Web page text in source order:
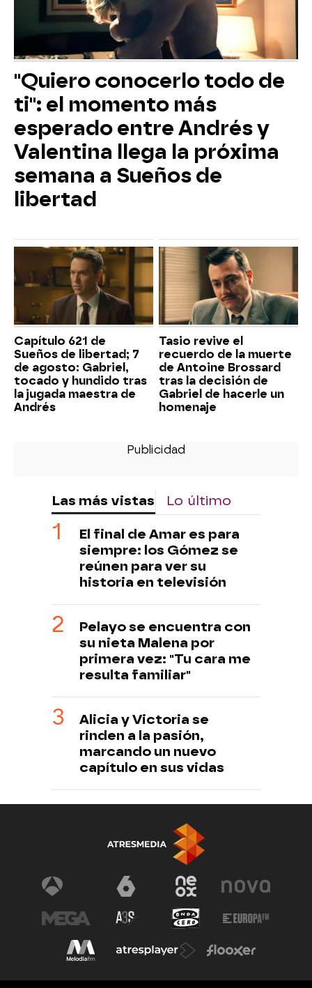
"Quiero conocerlo todo de
ti": el momento más
esperado entre Andrés y
Valentina llega la próxima
semana a Sueños de
libertad
Capítulo 621 de
Sueños de libertad; 7
de agosto: Gabriel,
tocado y hundido tras
la jugada maestra de
Andrés
Tasio revive el
recuerdo de la muerte
de Antoine Brossard
tras la decisión de
Gabriel de hacerle un
homenaje
Las más vistas Lo último
El final de Amar es para
siempre: los Gómez se
reúnen para ver su
historia en televisión
Pelayo se encuentra con
su nieta Malena por
primera vez: "Tu cara me
resulta familiar"
Alicia y Victoria se
rinden a la pasión,
marcando un nuevo
capítulo en sus vidas